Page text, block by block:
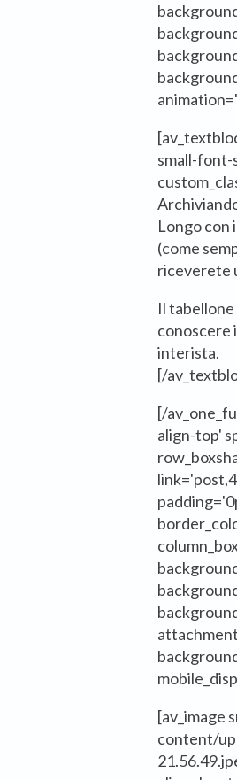
small-font-
Longo con
(come
riceverete
Il
conoscere
interista.
[/
[/
align-top'
[av_image
content/